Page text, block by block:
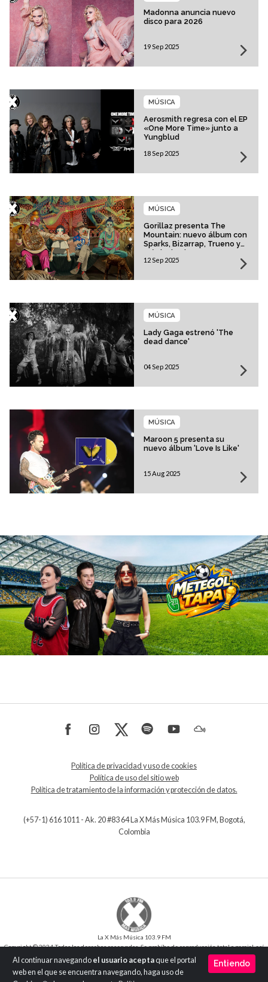
Al continuar navegando el usuario aceptaque el portal
web en el que se encuentra navegando, haga uso de
Entiendo
Madonna anuncia nuevo
disco para 2026
19 Sep 2025
Aerosmith regresa con el EP
«One More Time» junto a
Yungblud
MÚSICA
18 Sep 2025
Gorillaz presenta The
Mountain: nuevo álbum con
Sparks, Bizarrap, Trueno y
más invitados
MÚSICA
12 Sep 2025
Lady Gaga estrenó 'The
dead dance'
MÚSICA
04 Sep 2025
Maroon 5 presenta su
nuevo álbum 'Love Is Like'
MÚSICA
15 Aug 2025
Política de privacidad y uso de cookies
Política de uso del sitio web
Política de tratamiento de la información y protección de datos.
(+57-1) 616 1011 - Ak. 20 #83 64 La X Más Música 103.9 FM, Bogotá,
Colombia
La X Más Música 103.9 FM
Copyright © 2024 Todos los derechos reservados. Se prohíbe de reproducción total o parcial, así
como su traducción a cualquier idioma sin la autorización escrita del titular.
Desarrollo y Diseño
SilverIT
Versión 1.0